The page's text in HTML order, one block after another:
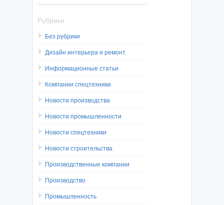
Рубрики
Без рубрики
Дизайн интерьера и ремонт
Информационные статьи
Компании спецтехники
Новости производства
Новости промышленности
Новости спецтехники
Новости строительства
Производственные компании
Производство
Промышленность